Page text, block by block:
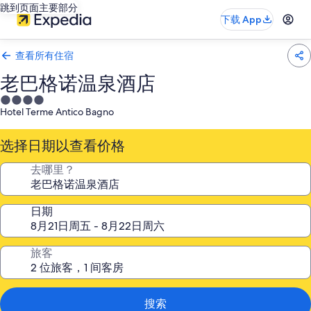
跳到页面主要部分
下载 App
查看所有住宿
老巴格诺温泉酒店
4.0
星
住
宿
Hotel Terme Antico Bagno
选择日期以查看价格
去哪里？
日期
旅客
搜索